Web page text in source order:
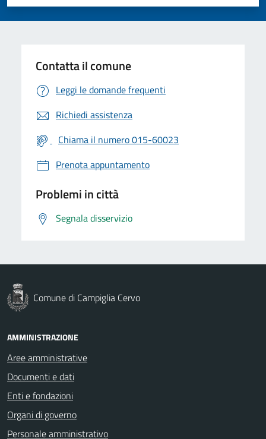
Valuta 5 stelle su 5
Valuta 4 stelle su 5
Valuta 3 stelle su 5
Valuta 2 stelle su 5
Valuta 1 stelle su 5
Contatta il comune
Leggi le domande frequenti
Richiedi assistenza
Chiama il numero 015-60023
Prenota appuntamento
Problemi in città
Segnala disservizio
Comune di Campiglia Cervo
AMMINISTRAZIONE
Aree amministrative
Documenti e dati
Enti e fondazioni
Organi di governo
Personale amministrativo